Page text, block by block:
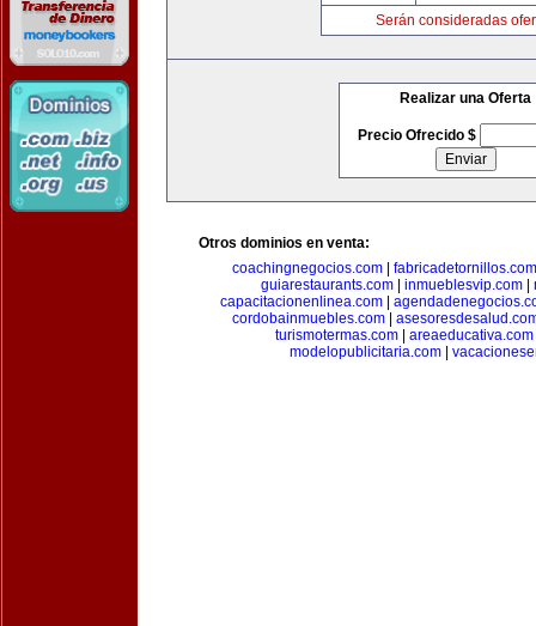
Serán consideradas
Realizar una Oferta
Precio Ofrecido $
Otros dominios en venta:
coachingnegocios.com| fabricadetornillos.com
guiarestaurants.com| inmueblesvip.com|
capacitacionenlinea.com|
cordobainmuebles.com
turismotermas.com| areaeducativa.com
modelopublicitaria.com